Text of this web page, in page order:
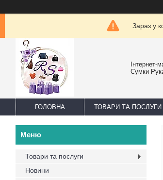
Зараз у
Інтернет-
Сумки
ГОЛОВНА ТОВАРИ ТА ПОСЛУГИ
Товари та послуги
Новини